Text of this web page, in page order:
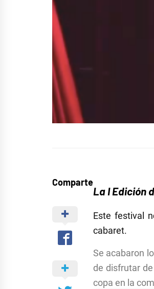
Comparte
La I Edición
Este festival
cabaret.
Se acabaron
de disfrutar
copa en la